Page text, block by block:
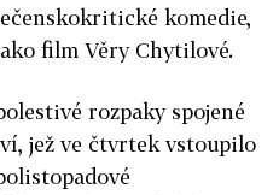
komedie,
film Věry Chytilové.
rozpaky spojené
jež ve čtvrtek vstoupilo